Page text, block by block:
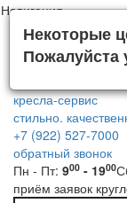
Навигация
кресла-сервис
стильно.
+7 (922) 527-7000
обратный звонок
Пн - Пт: 900 - 1900
приём заявок
Некоторые
Пожалуйста